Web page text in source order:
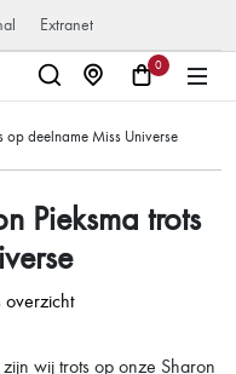
Extranet
0
op deelname Miss Universe
Pieksma trots
overzicht
zijn wij trots op onze Sharon